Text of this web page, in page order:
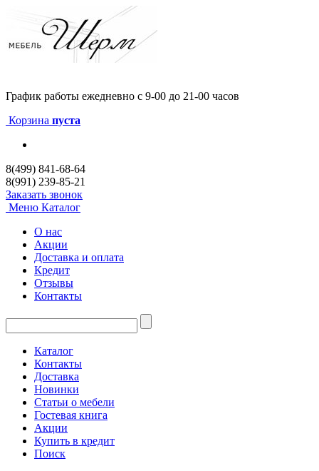
График работы ежедневно с 9-00 до 21-00 часов
Корзина пуста
8(499) 841-68-64
8(991) 239-85-21
Заказать звонок
Меню Каталог
О нас
Акции
Доставка и оплата
Кредит
Отзывы
Контакты
Каталог
Контакты
Доставка
Новинки
Статьи о мебели
Гостевая книга
Акции
Купить в кредит
Поиск